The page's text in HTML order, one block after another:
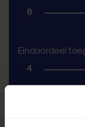
8
Eindoordeel
4